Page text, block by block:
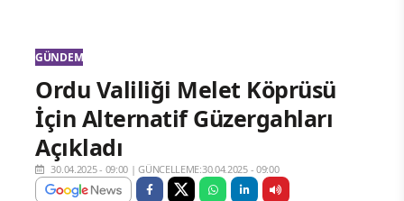
GÜNDEM
Ordu Valiliği Melet Köprüsü
İçin Alternatif Güzergahları
Açıkladı
30.04.2025 - 09:00 |GÜNCELLEME:30.04.2025 - 09:00